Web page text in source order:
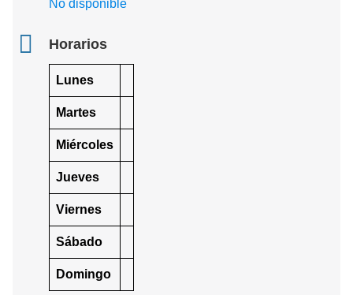
No disponible
Horarios
Lunes
Martes
Miércoles
Jueves
Viernes
Sábado
Domingo